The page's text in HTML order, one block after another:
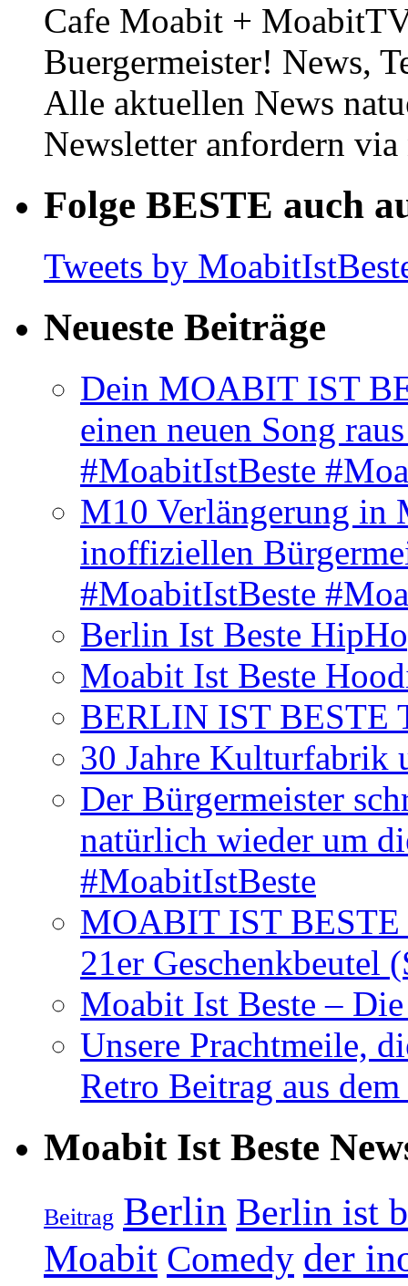
Cafe Moabit +
Buergermeister! News,
Alle aktuellen News
Newsletter anfordern
Folge BESTE auch
Tweets by
Neueste Beiträge
Dein MOABIT IST
einen neuen Song
#MoabitIstBeste
M10 Verlängerung in
inoffiziellen
#MoabitIstBeste
Berlin Ist Beste
Moabit Ist Beste
BERLIN IST BESTE
30 Jahre Kulturfabrik
Der Bürgermeister
natürlich wieder um
#MoabitIstBeste
MOABIT IST BESTE
21er Geschenkbeutel
Moabit Ist Beste –
Unsere Prachtmeile,
Retro Beitrag aus
Moabit Ist Beste
Beitrag Berlin Berlin ist
Moabit Comedy der